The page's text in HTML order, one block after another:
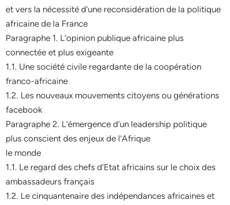
et vers la nécessité d’une reconsidération de la politique
africaine de la France
Paragraphe 1. L’opinion publique africaine plus
connectée et plus exigeante
1.1. Une société civile regardante de la coopération
franco-africaine
1.2. Les nouveaux mouvements citoyens ou générations
facebook
Paragraphe 2. L’émergence d’un leadership politique
plus conscient des enjeux de l’Afrique
le monde
1.1. Le regard des chefs d’Etat africains sur le choix des
ambassadeurs français
1.2. Le cinquantenaire des indépendances africaines et